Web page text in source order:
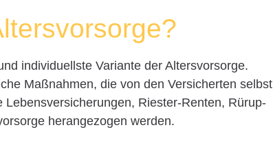
individuellste Variante der Altersvorsorge.
Maßnahmen, die von den Versicherten selbst
Riester-Renten, Rürup-
herangezogen werden.